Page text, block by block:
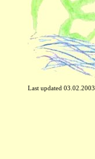
Last updated 03.02.2003